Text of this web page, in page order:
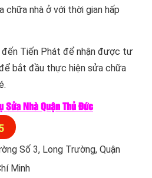
chữa nhà ở với thời gian hấp
đến Tiến Phát để nhận được tư
bắt đầu thực hiện sửa chữa
Sửa Nhà Quận Thủ Đức
Số 3, Long Trường, Quận
Minh